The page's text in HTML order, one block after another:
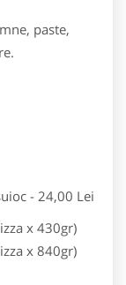
paste,
- 24,00 Lei
x 430gr)
x 840gr)